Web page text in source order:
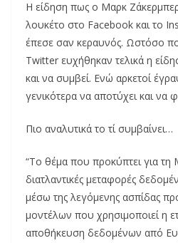
H είδηση πως ο Μαρκ
λουκέτο στο Facebook και το
έπεσε σαν κεραυνός. Ωστόσο
Twitter ευχήθηκαν τελικά η
και να συμβεί. Ενώ αρκετοί
γενικότερα να αποτύχει και να
Πιο αναλυτικά το τί συμβαίνει…
“Το θέμα που προκύπτει για τη
διατλαντικές μεταφορές
μέσω της λεγόμενης ασπίδας
μοντέλων που χρησιμοποιεί η
αποθήκευση δεδομένων από